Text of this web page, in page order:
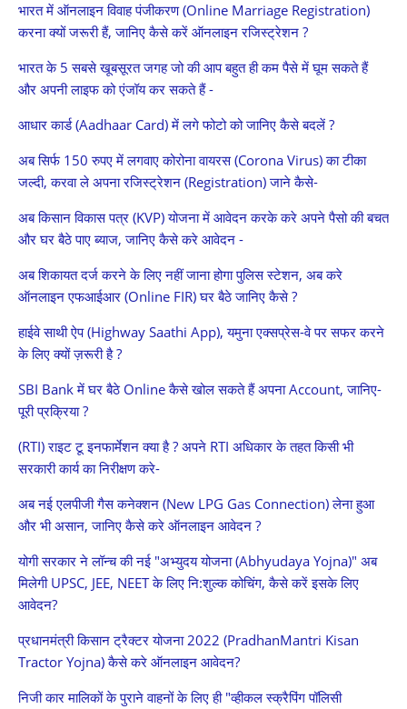
भारत में ऑनलाइन विवाह पंजीकरण (Online Marriage Registration)
करना क्यों जरूरी हैं, जानिए कैसे करें ऑनलाइन रजिस्ट्रेशन ?
भारत के 5 सबसे खूबसूरत जगह जो की आप बहुत ही कम पैसे में घूम सकते हैं
और अपनी लाइफ को एंजॉय कर सकते हैं -
आधार कार्ड (Aadhaar Card) में लगे फोटो को जानिए कैसे बदलें ?
अब सिर्फ 150 रुपए में लगवाए कोरोना वायरस (Corona Virus) का टीका
जल्दी, करवा ले अपना रजिस्ट्रेशन (Registration) जाने कैसे-
अब किसान विकास पत्र (KVP) योजना में आवेदन करके करे अपने पैसो की बचत
और घर बैठे पाए ब्याज, जानिए कैसे करे आवेदन -
अब शिकायत दर्ज करने के लिए नहीं जाना होगा पुलिस स्टेशन, अब करे
ऑनलाइन एफआईआर (Online FIR) घर बैठे जानिए कैसे ?
हाईवे साथी ऐप (Highway Saathi App), यमुना एक्सप्रेस-वे पर सफर करने
के लिए क्यों ज़रूरी है ?
SBI Bank में घर बैठे Online कैसे खोल सकते हैं अपना Account, जानिए-
पूरी प्रक्रिया ?
(RTI) राइट टू इनफार्मेशन क्या है ? अपने RTI अधिकार के तहत किसी भी
सरकारी कार्य का निरीक्षण करे-
अब नई एलपीजी गैस कनेक्शन (New LPG Gas Connection) लेना हुआ
और भी असान, जानिए कैसे करे ऑनलाइन आवेदन ?
योगी सरकार ने लॉन्च की नई "अभ्युदय योजना (Abhyudaya Yojna)" अब
मिलेगी UPSC, JEE, NEET के लिए नि:शुल्क कोचिंग, कैसे करें इसके लिए
आवेदन?
प्रधानमंत्री किसान ट्रैक्टर योजना 2022 (PradhanMantri Kisan
Tractor Yojna) कैसे करे ऑनलाइन आवेदन?
निजी कार मालिकों के पुराने वाहनों के लिए ही "व्हीकल स्क्रैपिंग पॉलिसी